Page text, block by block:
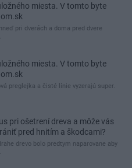
miesta. V tomto byte
pri dverách a doma pred dvere
miesta. V tomto byte
preglejka a čisté línie vyzerajú super.
pri ošetrení dreva a môže vás
pred hnitím a škodcami?
drevo bolo predtym naparovane aby